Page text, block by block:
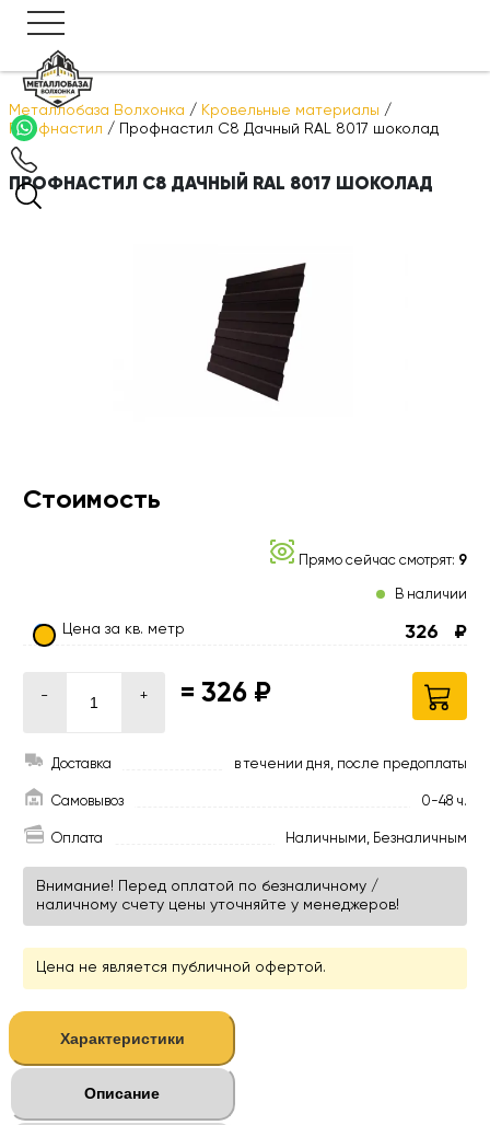
Металлобаза Волхонка / Кровельные материалы /
Профнастил / Профнастил С8 Дачный RAL 8017 шоколад
ПРОФНАСТИЛ С8 ДАЧНЫЙ RAL 8017 ШОКОЛАД
Стоимость
Прямо сейчас смотрят: 9
В наличии
Цена за кв. метр 326 ₽
- + = 326 ₽
Доставка в течении дня, после предоплаты
Самовывоз 0-48 ч.
Оплата Наличными, Безналичным
Внимание! Перед оплатой по безналичному /
наличному счету цены уточняйте у менеджеров!
Цена не является публичной офертой.
Характеристики
Описание